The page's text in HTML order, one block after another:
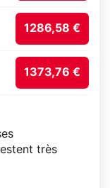
1286,58 €
1373,76 €
très